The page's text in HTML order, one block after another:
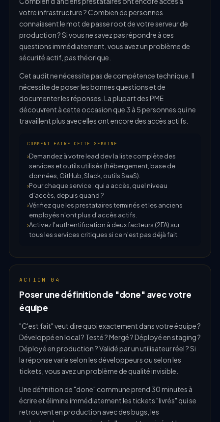
votre infrastructure ? Combien de personnes
connaissent le mot de passe root de votre serveur de
production ? Si vous ne savez pas répondre à ces
questions immédiatement, vous avez un problème de
sécurité actif, pas théorique.
Cet audit ne nécessite pas de compétence technique. Il
nécessite de poser les bonnes questions et de
documenter les réponses. La plupart des PME
découvrent à cette occasion que 3 à 5 personnes qui ne
travaillent plus avec elles ont encore des accès actifs.
COMMENT FAIRE CETTE SEMAINE
Demandez à votre lead dev la liste complète des
services et outils utilisés (hébergement, base de
données, GitHub, Slack, outils SaaS).
Pour chaque service : qui a accès, quel niveau
d'accès, depuis quand ?
Vérifiez que les prestataires terminés et les anciens
employés n'ont plus d'accès actifs.
Activez l'authentification à deux facteurs (2FA) sur
tous les services critiques si ce n'est pas déjà fait.
ACTION 04
Poser une définition de "done" avec votre
équipe
"C'est fait" veut dire quoi exactement dans votre équipe ?
Développé en local ? Testé ? Mergé ? Déployé en staging ?
Déployé en production ? Validé par un utilisateur réel ? Si
la réponse varie selon les développeurs ou selon les
tickets, vous avez un problème de qualité invisible.
Une définition de "done" commune prend 30 minutes à
écrire et élimine immédiatement les tickets "livrés" qui se
retrouvent en production avec des bugs, les